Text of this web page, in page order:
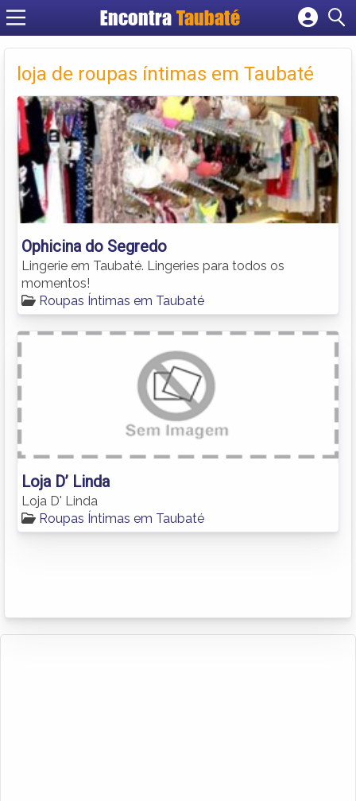
EncontraTaubaté
Cadastrar empresa
Criar conta
loja de roupas íntimas em Taubaté
Ophicina do Segredo
Lingerie em Taubaté. Lingeries para todos os
momentos!
Roupas Íntimas em Taubaté
Loja D’ Linda
Loja D' Linda
Roupas Íntimas em Taubaté